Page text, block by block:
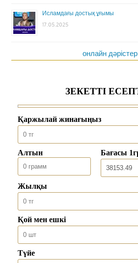
Исламдағы достық ұғымы
17.05.2025
онлайн дәрістер